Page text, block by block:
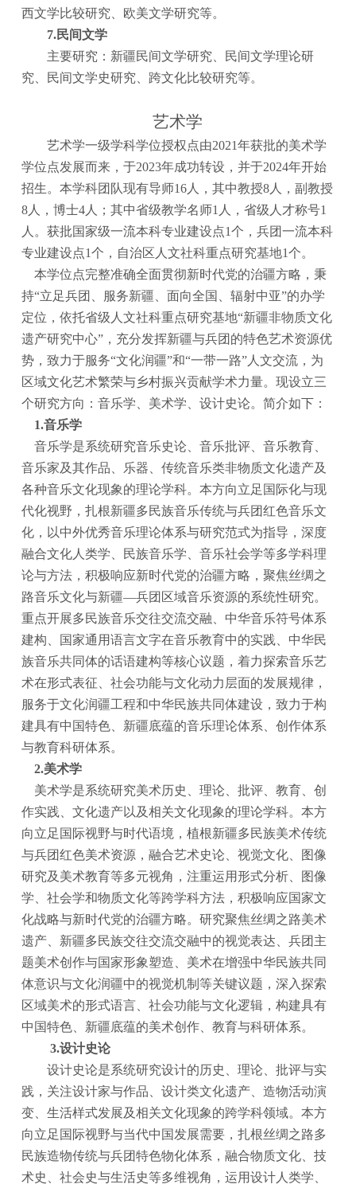
西文学比较研究、欧美文学研究等。
7.民间文学
主要研究：新疆民间文学研究、民间文学理论研
究、民间文学史研究、跨文化比较研究等。
艺术学
艺术学一级学科学位授权点由2021年获批的美术学
学位点发展而来，于2023年成功转设，并于2024年开始
招生。本学科团队现有导师16人，其中教授8人，副教授
8人，博士4人；其中省级教学名师1人，省级人才称号1
人。获批国家级一流本科专业建设点1个，兵团一流本科
专业建设点1个，自治区人文社科重点研究基地1个。
本学位点完整准确全面贯彻新时代党的治疆方略，秉
持“立足兵团、服务新疆、面向全国、辐射中亚”的办学
定位，依托省级人文社科重点研究基地“新疆非物质文化
遗产研究中心”，充分发挥新疆与兵团的特色艺术资源优
势，致力于服务“文化润疆”和“一带一路”人文交流，为
区域文化艺术繁荣与乡村振兴贡献学术力量。现设立三
个研究方向：音乐学、美术学、设计史论。简介如下：
1.音乐学
音乐学是系统研究音乐史论、音乐批评、音乐教育、
音乐家及其作品、乐器、传统音乐类非物质文化遗产及
各种音乐文化现象的理论学科。本方向立足国际化与现
代化视野，扎根新疆多民族音乐传统与兵团红色音乐文
化，以中外优秀音乐理论体系与研究范式为指导，深度
融合文化人类学、民族音乐学、音乐社会学等多学科理
论与方法，积极响应新时代党的治疆方略，聚焦丝绸之
路音乐文化与新疆—兵团区域音乐资源的系统性研究。
重点开展多民族音乐交往交流交融、中华音乐符号体系
建构、国家通用语言文字在音乐教育中的实践、中华民
族音乐共同体的话语建构等核心议题，着力探索音乐艺
术在形式表征、社会功能与文化动力层面的发展规律，
服务于文化润疆工程和中华民族共同体建设，致力于构
建具有中国特色、新疆底蕴的音乐理论体系、创作体系
与教育科研体系。
2.美术学
美术学是系统研究美术历史、理论、批评、教育、创
作实践、文化遗产以及相关文化现象的理论学科。本方
向立足国际视野与时代语境，植根新疆多民族美术传统
与兵团红色美术资源，融合艺术史论、视觉文化、图像
研究及美术教育等多元视角，注重运用形式分析、图像
学、社会学和物质文化等跨学科方法，积极响应国家文
化战略与新时代党的治疆方略。研究聚焦丝绸之路美术
遗产、新疆多民族交往交流交融中的视觉表达、兵团主
题美术创作与国家形象塑造、美术在增强中华民族共同
体意识与文化润疆中的视觉机制等关键议题，深入探索
区域美术的形式语言、社会功能与文化逻辑，构建具有
中国特色、新疆底蕴的美术创作、教育与科研体系。
3.设计史论
设计史论是系统研究设计的历史、理论、批评与实
践，关注设计家与作品、设计类文化遗产、造物活动演
变、生活样式发展及相关文化现象的跨学科领域。本方
向立足国际视野与当代中国发展需要，扎根丝绸之路多
民族造物传统与兵团特色物化体系，融合物质文化、技
术史、社会史与生活史等多维视角，运用设计人类学、